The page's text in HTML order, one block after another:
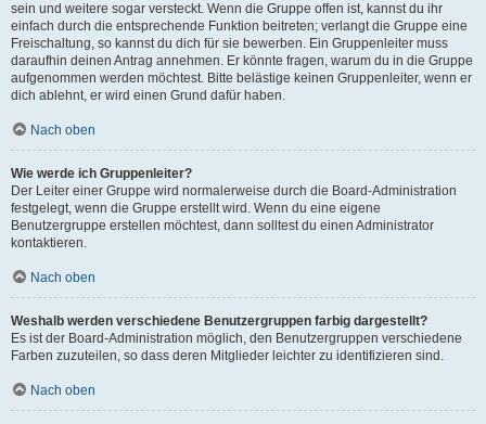
sein und weitere sogar versteckt. Wenn die Gruppe offen ist, kannst du ihr
einfach durch die entsprechende Funktion beitreten; verlangt die Gruppe eine
Freischaltung, so kannst du dich für sie bewerben. Ein Gruppenleiter muss
daraufhin deinen Antrag annehmen. Er könnte fragen, warum du in die Gruppe
aufgenommen werden möchtest. Bitte belästige keinen Gruppenleiter, wenn er
dich ablehnt, er wird einen Grund dafür haben.
Nach oben
Wie werde ich Gruppenleiter?
Der Leiter einer Gruppe wird normalerweise durch die Board-Administration
festgelegt, wenn die Gruppe erstellt wird. Wenn du eine eigene
Benutzergruppe erstellen möchtest, dann solltest du einen Administrator
kontaktieren.
Nach oben
Weshalb werden verschiedene Benutzergruppen farbig dargestellt?
Es ist der Board-Administration möglich, den Benutzergruppen verschiedene
Farben zuzuteilen, so dass deren Mitglieder leichter zu identifizieren sind.
Nach oben